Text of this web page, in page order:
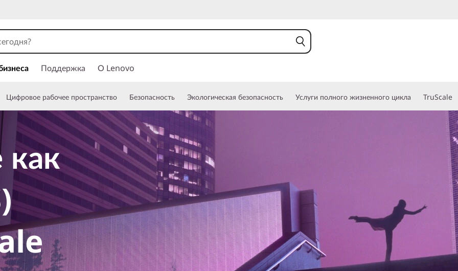
Поддержка О Lenovo
Цифровое рабочее пространство Безопасность Экологическая безопасность Услуги полного жизненного цикла TruScale